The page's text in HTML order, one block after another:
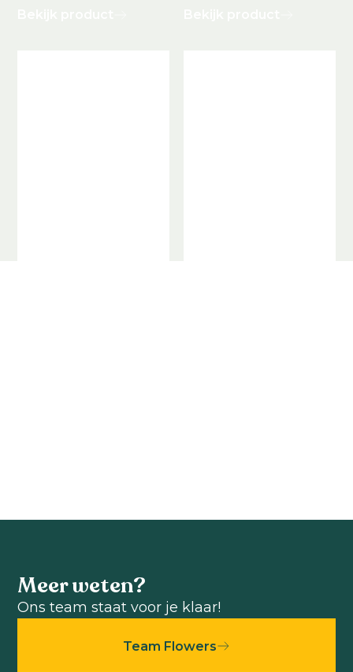
Meer weten?
Ons team staat voor je klaar!
Team Flowers